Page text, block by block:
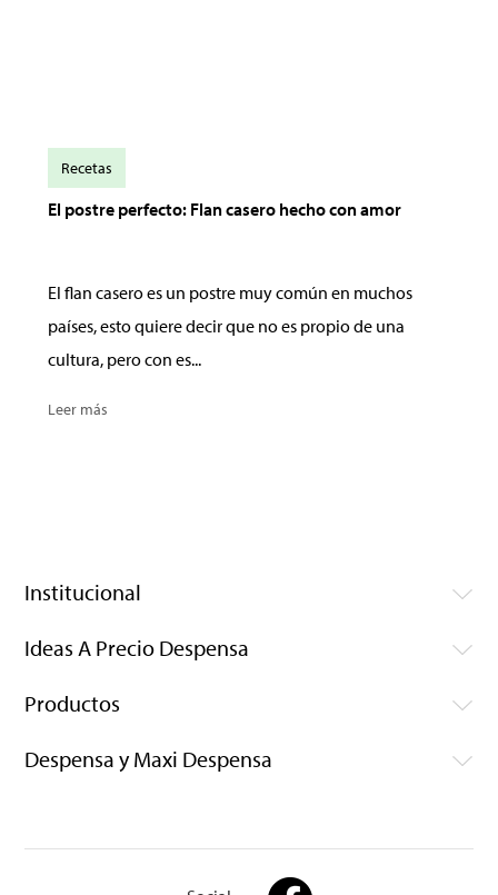
El postre perfecto: Flan casero hecho con amor
El flan casero es un postre muy común en muchos
países, esto quiere decir que no es propio de una
cultura, pero con es...
Leer más
Recetas
Institucional
Ideas A Precio Despensa
Productos
Despensa y Maxi Despensa